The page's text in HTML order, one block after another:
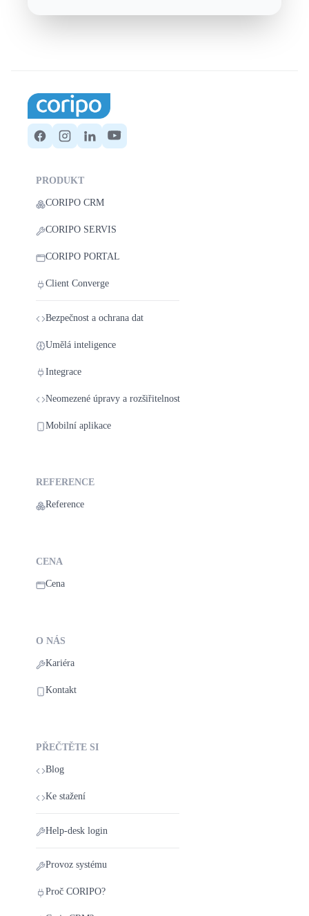
PRODUKT
CORIPO CRM
CORIPO SERVIS
CORIPO PORTAL
Client Converge
Bezpečnost a ochrana dat
Umělá inteligence
Integrace
Neomezené úpravy a rozšiřitelnost
Mobilní aplikace
REFERENCE
Reference
CENA
Cena
O NÁS
Kariéra
Kontakt
PŘEČTĚTE SI
Blog
Ke stažení
Help‑desk login
Provoz systému
Proč CORIPO?